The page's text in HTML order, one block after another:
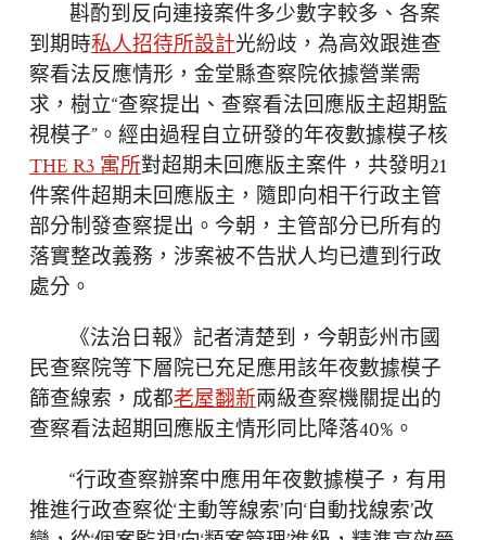
斟酌到反向連接案件多少數字較多、各案
到期時私人招待所設計光紛歧，為高效跟進查
察看法反應情形，金堂縣查察院依據營業需
求，樹立“查察提出、查察看法回應版主超期監
視模子”。經由過程自立研發的年夜數據模子核
THE R3 寓所對超期未回應版主案件，共發明21
件案件超期未回應版主，隨即向相干行政主管
部分制發查察提出。今朝，主管部分已所有的
落實整改義務，涉案被不告狀人均已遭到行政
處分。
《法治日報》記者清楚到，今朝彭州市國
民查察院等下層院已充足應用該年夜數據模子
篩查線索，成都老屋翻新兩級查察機關提出的
查察看法超期回應版主情形同比降落40%。
“行政查察辦案中應用年夜數據模子，有用
推進行政查察從‘主動等線索’向‘自動找線索’改